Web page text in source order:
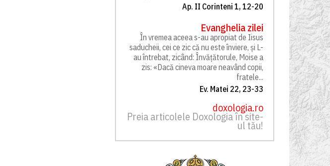
Ap. II Corinteni 1, 12-20
Evanghelia zilei
În vremea aceea s-au apropiat de Iisus
saducheii, cei ce zic că nu este înviere, și L-
au întrebat, zicând: Învățătorule, Moise a
zis: «Dacă cineva moare neavând copii,
fratele...
Ev. Matei 22, 23-33
doxologia.ro
Preia articolele Doxologia în site-
ul tău!